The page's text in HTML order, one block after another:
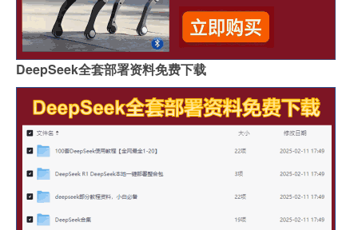
DeepSeek全套部署资料免费下载